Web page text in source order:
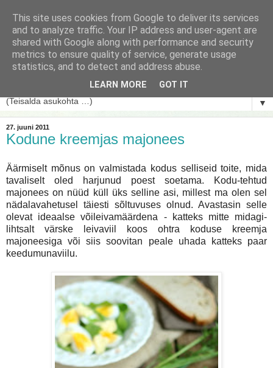
▼
27. juuni 2011
Kodune kreemjas majonees
Äärmiselt mõnus on valmistada kodus selliseid toite, mida
tavaliselt oled harjunud poest soetama. Kodu-tehtud
majonees on nüüd küll üks selline asi, millest ma olen sel
nädalavahetusel täiesti sõltuvuses olnud. Avastasin selle
olevat ideaalse võileivamäärdena - katteks mitte midagi-
lihtsalt värske leivaviil koos ohtra koduse kreemja
majoneesiga või siis soovitan peale uhada katteks paar
keedumunaviilu.
This site uses cookies from Google to deliver its services
and to analyze traffic. Your IP address and user-agent are
shared with Google along with performance and security
metrics to ensure quality of service, generate usage
statistics, and to detect and address abuse.
LEARN MORE GOT IT